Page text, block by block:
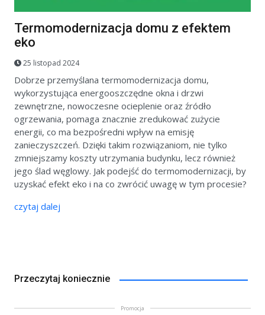
Termomodernizacja domu z efektem
eko
25 listopad 2024
Dobrze przemyślana termomodernizacja domu,
wykorzystująca energooszczędne okna i drzwi
zewnętrzne, nowoczesne ocieplenie oraz źródło
ogrzewania, pomaga znacznie zredukować zużycie
energii, co ma bezpośredni wpływ na emisję
zanieczyszczeń. Dzięki takim rozwiązaniom, nie tylko
zmniejszamy koszty utrzymania budynku, lecz również
jego ślad węglowy. Jak podejść do termomodernizacji, by
uzyskać efekt eko i na co zwrócić uwagę w tym procesie?
czytaj dalej
Przeczytaj koniecznie
Promocja